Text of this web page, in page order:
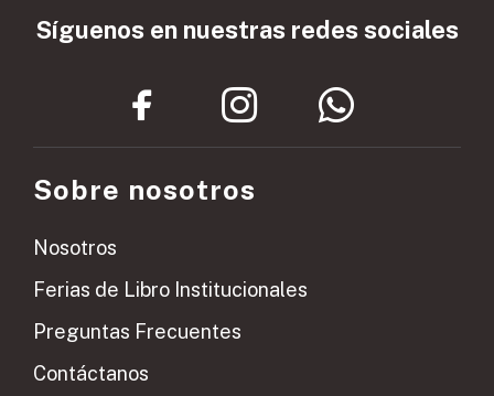
Síguenos en nuestras redes sociales
Sobre nosotros
Nosotros
Ferias de Libro Institucionales
Preguntas Frecuentes
Contáctanos